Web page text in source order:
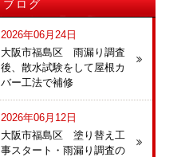
ブログ
2026年06月24日
大阪市福島区 雨漏り調査
後、散水試験をして屋根カ
バー工法で補修
2026年06月12日
大阪市福島区 塗り替え工
事スタート・雨漏り調査の